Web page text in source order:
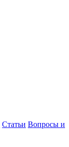
Статьи Вопросы и